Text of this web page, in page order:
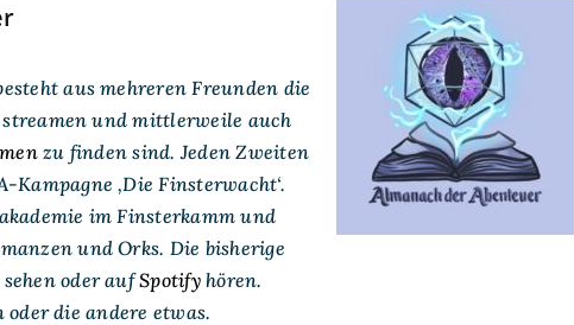
aus mehreren Freunden die
streamen und mittlerweile auch
zu finden sind. Jeden Zweiten
Kampagne ‚Die Finsterwacht‘.
im Finsterkamm und
und Orks. Die bisherige
sehen oder aufSpotifyhören.
die andere etwas.